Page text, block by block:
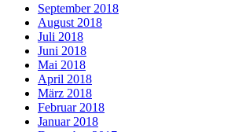
September 2018
August 2018
Juli 2018
Juni 2018
Mai 2018
April 2018
März 2018
Februar 2018
Januar 2018